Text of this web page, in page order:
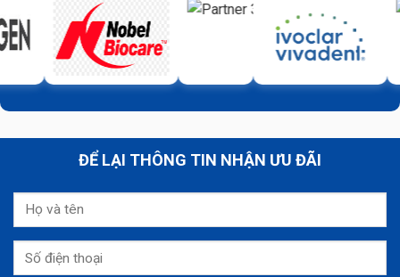
ĐỂ LẠI THÔNG TIN NHẬN ƯU ĐÃI